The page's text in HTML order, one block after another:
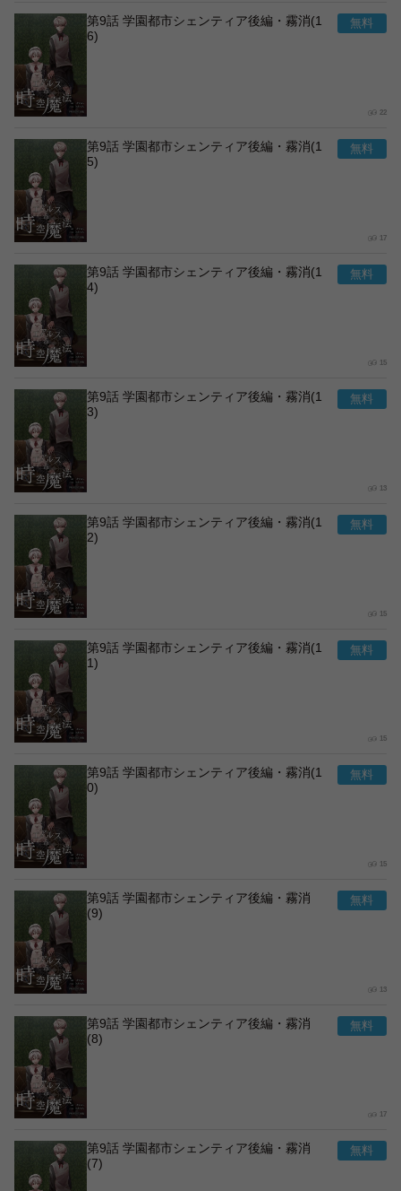
第9話 学園都市シェンティア後編・霧消(1
6)
22
第9話 学園都市シェンティア後編・霧消(1
5)
17
第9話 学園都市シェンティア後編・霧消(1
4)
15
第9話 学園都市シェンティア後編・霧消(1
3)
13
第9話 学園都市シェンティア後編・霧消(1
2)
15
第9話 学園都市シェンティア後編・霧消(1
1)
15
第9話 学園都市シェンティア後編・霧消(1
0)
15
第9話 学園都市シェンティア後編・霧消
(9)
13
第9話 学園都市シェンティア後編・霧消
(8)
17
第9話 学園都市シェンティア後編・霧消
(7)